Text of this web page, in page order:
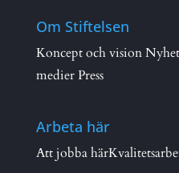
Om Stiftelsen
Koncept och vision
medierPress
Arbeta här
Att jobba här